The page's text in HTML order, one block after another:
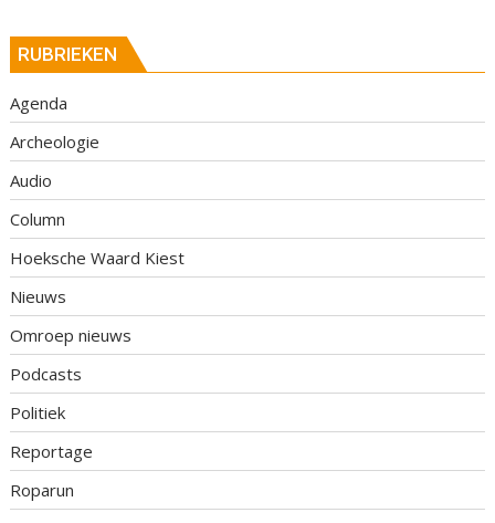
RUBRIEKEN
Agenda
Archeologie
Audio
Column
Hoeksche Waard Kiest
Nieuws
Omroep nieuws
Podcasts
Politiek
Reportage
Roparun